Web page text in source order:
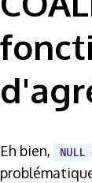
Eh bien, NULL